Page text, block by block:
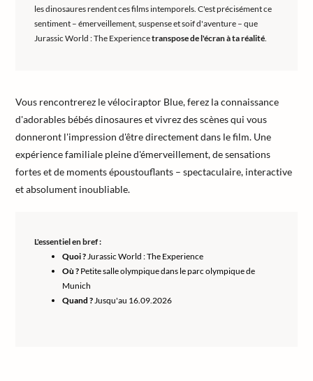
les dinosaures rendent ces films intemporels. C'est précisément ce
sentiment – émerveillement, suspense et soif d'aventure – que
Jurassic World : The Experiencetranspose de l'écran à ta réalité.
Vous rencontrerez le vélociraptor Blue, ferez la connaissance
d'adorables bébés dinosaures et vivrez des scènes qui vous
donneront l'impression d'être directement dans le film. Une
expérience familiale pleine d'émerveillement, de sensations
fortes et de moments époustouflants – spectaculaire, interactive
et absolument inoubliable.
L'essentiel en bref :
Quoi ?Jurassic World : The Experience
Où ? Petite salle olympique dans le parc olympique de
Munich
Quand ?Jusqu'au 16.09.2026